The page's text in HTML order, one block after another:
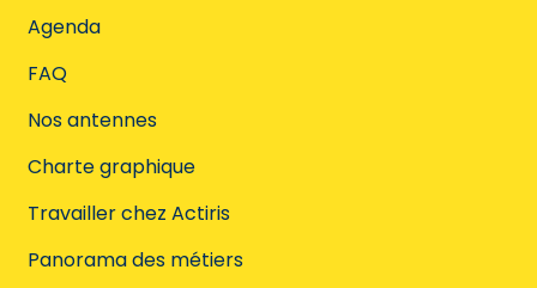
Agenda
FAQ
Nos antennes
Charte graphique
Travailler chez Actiris
Panorama des métiers